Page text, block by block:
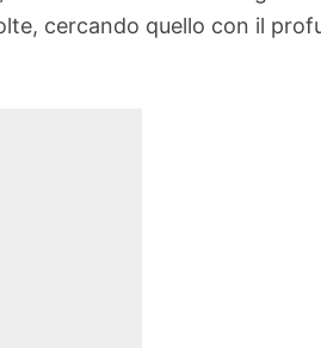
cercando quello con il